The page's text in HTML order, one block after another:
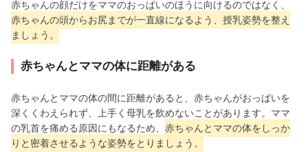
赤ちゃんの顔だけをママのおっぱいのほうに向けるのではなく、
赤ちゃんの頭からお尻までが一直線になるよう、授乳姿勢を整え
ましょう。
赤ちゃんとママの体に距離がある
赤ちゃんとママの体の間に距離があると、赤ちゃんがおっぱいを
深くくわえられず、上手く母乳を飲めないことがあります。ママ
の乳首を痛める原因にもなるため、 赤ちゃんとママの体をしっか
りと密着させるような姿勢をとりましょう。